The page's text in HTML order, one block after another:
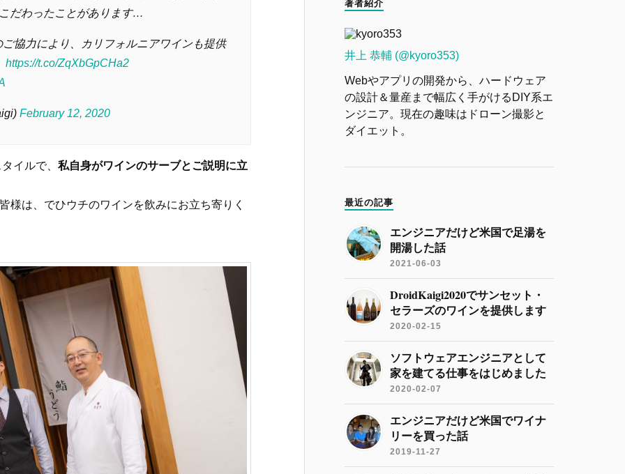
だわったことがあります…
協力により、カリフォルニアワインも提供
https://t.co/ZqXbGpCHa2
February 12, 2020
イルで、私自身がワインのサーブとご説明に立
様は、でひウチのワインを飲みにお立ち寄りく
著者紹介
井上 恭輔 (@kyoro353)
Webやアプリの開発から、ハードウェア
の設計＆量産まで幅広く手がけるDIY系エ
ンジニア。現在の趣味はドローン撮影と
ダイエット。
最近の記事
エンジニアだけど米国で足湯を
開湯した話
2021-06-03
DroidKaigi2020でサンセット・
セラーズのワインを提供します
2020-02-15
ソフトウェアエンジニアとして
家を建てる仕事をはじめました
2020-02-07
エンジニアだけど米国でワイナ
リーを買った話
2019-11-27